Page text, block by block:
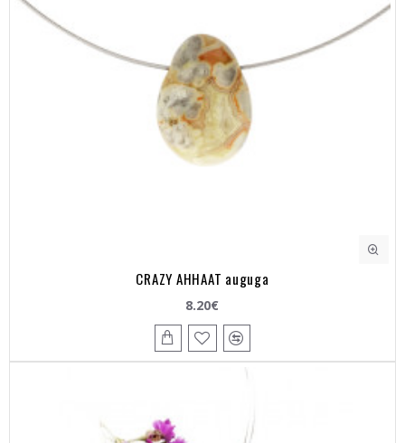
CRAZY AHHAAT auguga
8.20€